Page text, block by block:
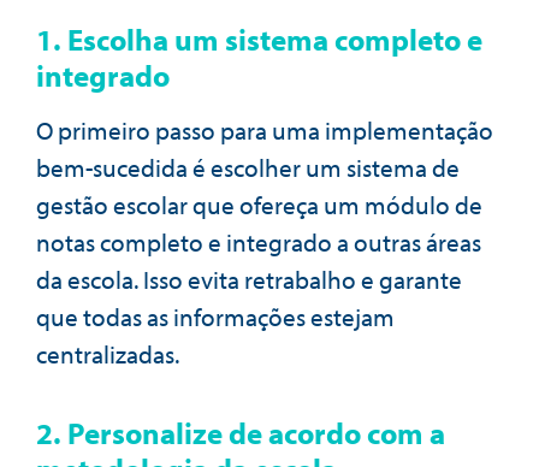
1. Escolha um sistema completo e
integrado
O primeiro passo para uma implementação
bem-sucedida é escolher um sistema de
gestão escolar que ofereça um módulo de
notas completo e integrado a outras áreas
da escola. Isso evita retrabalho e garante
que todas as informações estejam
centralizadas.
2. Personalize de acordo com a